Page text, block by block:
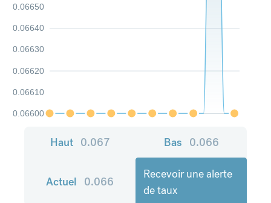
0.06600
0.06610
0.06620
0.06630
0.06640
0.06650
Haut 0.067 Bas 0.066
Actuel 0.066
Recevoir une alerte
de taux